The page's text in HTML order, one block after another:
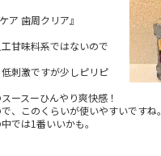
ア 歯周クリア』
甘味料系ではないので
刺激ですが少しピリピ
ースーひんやり爽快感！
、このくらいが使いやすいですね。
では1番いいかも。